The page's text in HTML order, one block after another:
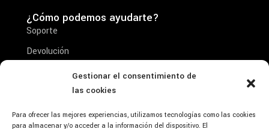
Gestionar el consentimiento de
las cookies
Para ofrecer las mejores experiencias, utilizamos tecnologías como las cookies
para almacenar y/o acceder a la información del dispositivo. El
¿Cómo podemos ayudarte?
Soporte
Devolución
Condiciones de venta
Aviso Legal- Condiciones de Uso y Aceptación